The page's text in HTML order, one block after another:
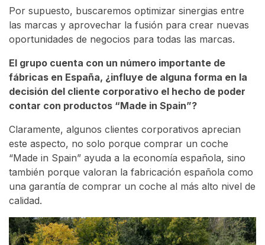
Por supuesto, buscaremos optimizar sinergias entre
las marcas y aprovechar la fusión para crear nuevas
oportunidades de negocios para todas las marcas.
El grupo cuenta con un número importante de
fábricas en España, ¿influye de alguna forma en la
decisión del cliente corporativo el hecho de poder
contar con productos “Made in Spain”?
Claramente, algunos clientes corporativos aprecian
este aspecto, no solo porque comprar un coche
“Made in Spain” ayuda a la economía española, sino
también porque valoran la fabricación española como
una garantía de comprar un coche al más alto nivel de
calidad.